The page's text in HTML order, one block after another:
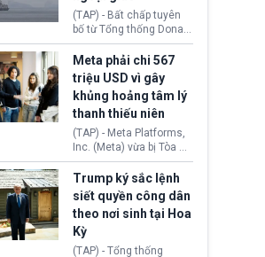
sang Hoa Kỳ. Động thái
này nhằm đáp trả các
biện pháp hạn chế
thương mại, áp thuế mới
cùng lệnh cấm công
nghệ gần đây từ phía
Washington.
(TAP) - Bất chấp tuyên
bố từ Tổng thống Donald
Trump về tiến trình đàm
phán hòa bình, Iran
khẳng định chưa có bất
kỳ thỏa thuận nào.
Tehran cho rằng, Hoa Kỳ
chỉ đang dàn dựng “màn
kịch ngoại giao” để xoa
dịu căng thẳng.
Meta phải chi 567
triệu USD vì gây
khủng hoảng tâm lý
thanh thiếu niên
(TAP) - Meta Platforms,
Inc. (Meta) vừa bị Tòa án
bang New Mexico yêu
cầu đóng góp 567 triệu
USD vào một quỹ khắc
phục hậu quả. Quyết
định này diễn ra sau khi
toà xác định, những nền
tảng mạng xã hội
Trump ký sắc lệnh
siết quyền công dân
theo nơi sinh tại Hoa
Kỳ
(TAP) - Tổng thống